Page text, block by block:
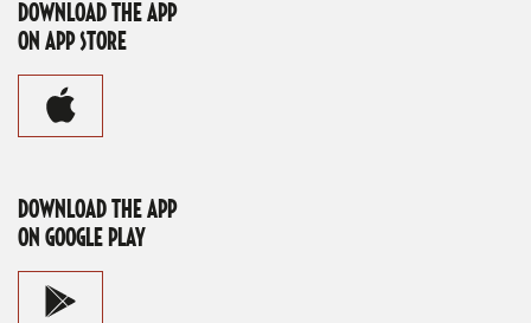
DOWNLOAD THE APP
ON APP STORE
DOWNLOAD THE APP
ON GOOGLE PLAY